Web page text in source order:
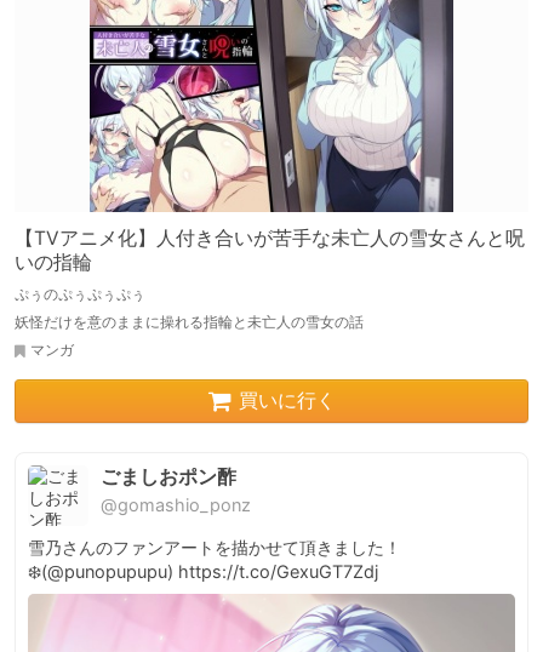
【TVアニメ化】人付き合いが苦手な未亡人の雪女さんと呪
いの指輪
ぷぅのぷぅぷぅぷぅ
妖怪だけを意のままに操れる指輪と未亡人の雪女の話
マンガ
買いに行く
ごましおポン酢
@gomashio_ponz
雪乃さんのファンアートを描かせて頂きました！
❄️(@punopupupu) https://t.co/GexuGT7Zdj